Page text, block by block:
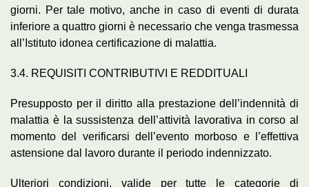
giorni. Per tale motivo, anche in caso di eventi di durata
inferiore a quattro giorni è necessario che venga trasmessa
all’Istituto idonea certificazione di malattia.
3.4. REQUISITI CONTRIBUTIVI E REDDITUALI
Presupposto per il diritto alla prestazione dell’indennità di
malattia è la sussistenza dell’attività lavorativa in corso al
momento del verificarsi dell’evento morboso e l’effettiva
astensione dal lavoro durante il periodo indennizzato.
Ulteriori condizioni, valide per tutte le categorie di